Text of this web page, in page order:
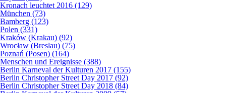
Kronach leuchtet 2016 (129)
München (73)
Bamberg (123)
Polen (331)
Kraków (Krakau) (92)
Wrocław (Breslau) (75)
Poznań (Posen) (164)
Menschen und Ereignisse (388)
Berlin Karneval der Kulturen 2017 (155)
Berlin Christopher Street Day 2017 (92)
Berlin Christopher Street Day 2018 (84)